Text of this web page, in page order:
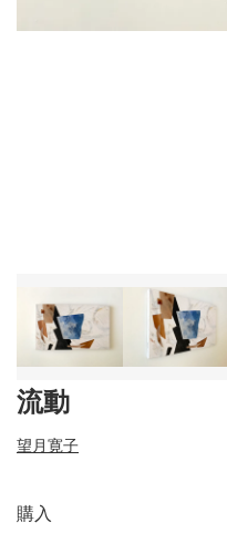
流動
望月寛子
購入